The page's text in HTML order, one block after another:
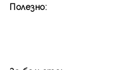
Полезно: